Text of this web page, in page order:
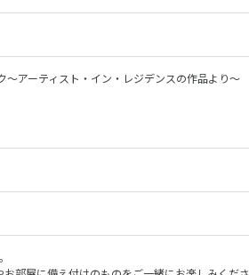
～アーティスト・イン・レジデンスの作品より～